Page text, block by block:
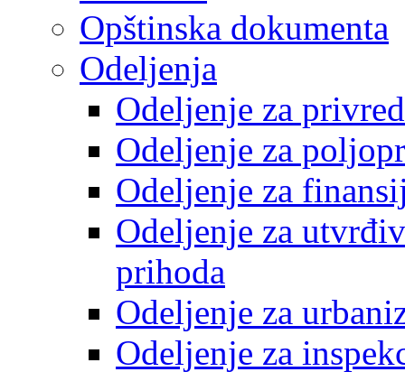
Opštinska dokumenta
Odeljenja
Odeljenje za
Odeljenje za
Odeljenje za
Odeljenje za
prihoda
Odeljenje za
Odeljenje za